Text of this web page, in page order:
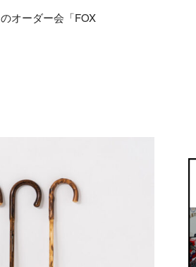
オーダー会「FOX